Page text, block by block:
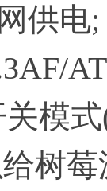
供电;
模式
树